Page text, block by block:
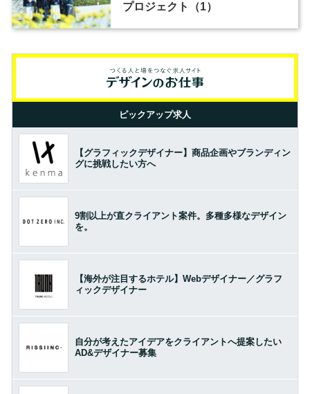
プロジェクト（1）
ピックアップ求人
【グラフィックデザイナー】商品企画やブランディン
グに挑戦したい方へ
9割以上が直クライアント案件。多種多様なデザイン
を。
【海外が注目するホテル】Webデザイナー／グラフ
ィックデザイナー
自分が考えたアイデアをクライアントへ提案したい
AD&デザイナー募集